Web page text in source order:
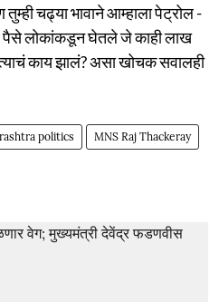
चढ्या भावाने आम्हाला पेट्रोल -
पैसे लोकांकडून घेतले जे काही लाख
काय झालं? असा खोचक सवालही
politics MNS Raj Thackeray